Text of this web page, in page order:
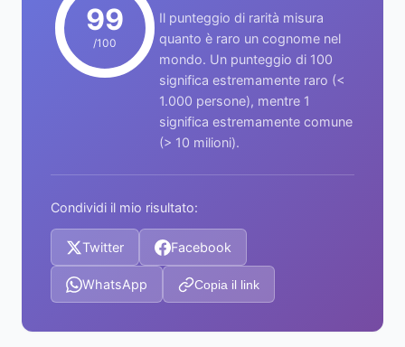
99
/100
Il punteggio di rarità misura
quanto è raro un cognome nel
mondo. Un punteggio di 100
significa estremamente raro (<
1.000 persone), mentre 1
significa estremamente comune
(> 10 milioni).
Condividi il mio risultato:
Twitter Facebook
WhatsApp Copia il link